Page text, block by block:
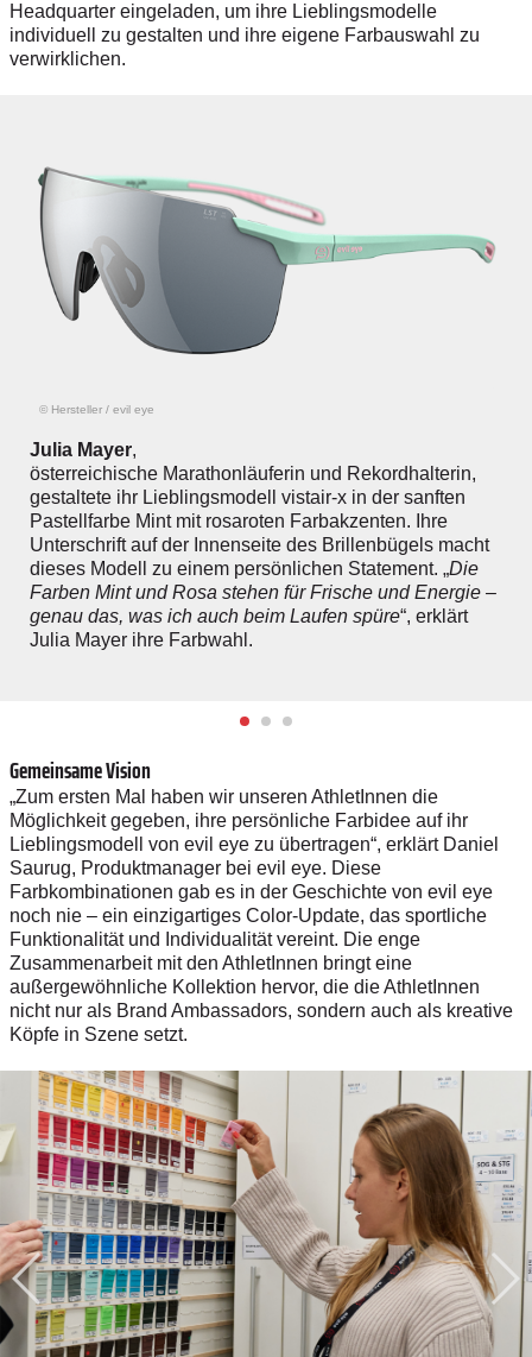
Headquarter eingeladen, um ihre Lieblingsmodelle
individuell zu gestalten und ihre eigene Farbauswahl zu
verwirklichen.
© Hersteller / evil eye
Julia Mayer,
österreichische Marathonläuferin und Rekordhalterin,
gestaltete ihr Lieblingsmodell vistair-x in der sanften
Pastellfarbe Mint mit rosaroten Farbakzenten. Ihre
Unterschrift auf der Innenseite des Brillenbügels macht
dieses Modell zu einem persönlichen Statement. „Die
Farben Mint und Rosa stehen für Frische und Energie –
genau das, was ich auch beim Laufen spüre“, erklärt
Julia Mayer ihre Farbwahl.
Gemeinsame Vision
„Zum ersten Mal haben wir unseren AthletInnen die
Möglichkeit gegeben, ihre persönliche Farbidee auf ihr
Lieblingsmodell von evil eye zu übertragen“, erklärt Daniel
Saurug, Produktmanager bei evil eye. Diese
Farbkombinationen gab es in der Geschichte von evil eye
noch nie – ein einzigartiges Color-Update, das sportliche
Funktionalität und Individualität vereint. Die enge
Zusammenarbeit mit den AthletInnen bringt eine
außergewöhnliche Kollektion hervor, die die AthletInnen
nicht nur als Brand Ambassadors, sondern auch als kreative
Köpfe in Szene setzt.